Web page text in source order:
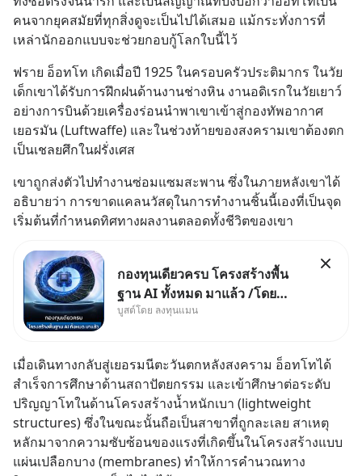
คนจากยุคสมัยที่ทุกสิ่งดูจะเป็นไปได้เสมอ แม้กระทั่งการที่
เหล่านักออกแบบจะช่วยกอบกู้โลกใบนี้ไว้
ฟราย อ็อทโท เกิดเมื่อปี 1925 ในครอบครัวประติมากร ในวัย
เด็กเขาได้รับการฝึกฝนด้านงานช่างหิน งานอดิเรกในวัยเยาว์
อย่างการบินด้วยเครื่องร่อนนำพาเขาเข้าสู่กองทัพอากาศ
เยอรมัน (Luftwaffe) และในช่วงท้ายของสงครามเขาต้องตก
เป็นเชลยศึกในฝรั่งเศส
เขาถูกส่งตัวไปทำงานซ่อมแซมสะพาน ซึ่งในภายหลังเขาได้
อธิบายว่า การขาดแคลนวัสดุในการทำงานชิ้นนี้เองที่เป็นจุด
เริ่มต้นที่กำหนดทิศทางผลงานตลอดทั้งชีวิตของเขา
กองทุนเดียวครบ โครงสร้างพื้น
ฐาน AI ทั้งหมด มาแล้ว /โดย
ลงทุนแมน AI Supercycle คือ
หลัก ของการเติบโตทางเศรษฐกิจ
และวิถีชีวิตของผู้คนอย่างยาวนา
นต่
บูสต์โดย ลงทุนแมน
เมื่อเดินทางกลับสู่เยอรมนีตะวันตกหลังสงคราม อ็อทโทได้
สำเร็จการศึกษาด้านสถาปัตยกรรม และเข้าศึกษาต่อระดับ
ปริญญาโทในด้านโครงสร้างน้ำหนักเบา (lightweight
structures) ซึ่งในขณะนั้นถือเป็นสาขาที่ถูกละเลย สาเหตุ
หลักมาจากความซับซ้อนของแรงที่เกิดขึ้นในโครงสร้างแบบ
แผ่นเปลือกบาง (membranes) ทำให้การคำนวณทาง